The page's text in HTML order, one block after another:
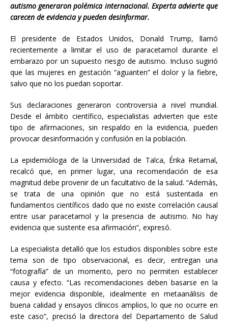
autismo generaron polémica internacional. Experta advierte que
carecen de evidencia y pueden desinformar.
El presidente de Estados Unidos, Donald Trump, llamó
recientemente a limitar el uso de paracetamol durante el
embarazo por un supuesto riesgo de autismo. Incluso sugirió
que las mujeres en gestación “aguanten” el dolor y la fiebre,
salvo que no los puedan soportar.
Sus declaraciones generaron controversia a nivel mundial.
Desde el ámbito científico, especialistas advierten que este
tipo de afirmaciones, sin respaldo en la evidencia, pueden
provocar desinformación y confusión en la población.
La epidemióloga de la Universidad de Talca, Érika Retamal,
recalcó que, en primer lugar, una recomendación de esa
magnitud debe provenir de un facultativo de la salud. “Además,
se trata de una opinión que no está sustentada en
fundamentos científicos dado que no existe correlación causal
entre usar paracetamol y la presencia de autismo. No hay
evidencia que sustente esa afirmación”, expresó.
La especialista detalló que los estudios disponibles sobre este
tema son de tipo observacional, es decir, entregan una
“fotografía” de un momento, pero no permiten establecer
causa y efecto. “Las recomendaciones deben basarse en la
mejor evidencia disponible, idealmente en metaanálisis de
buena calidad y ensayos clínicos amplios, lo que no ocurre en
este caso”, precisó la directora del Departamento de Salud